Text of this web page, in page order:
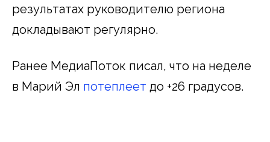
результатах руководителю региона
докладывают регулярно.
Ранее МедиаПоток писал, что на неделе
в Марий Эл потеплеет до +26 градусов.